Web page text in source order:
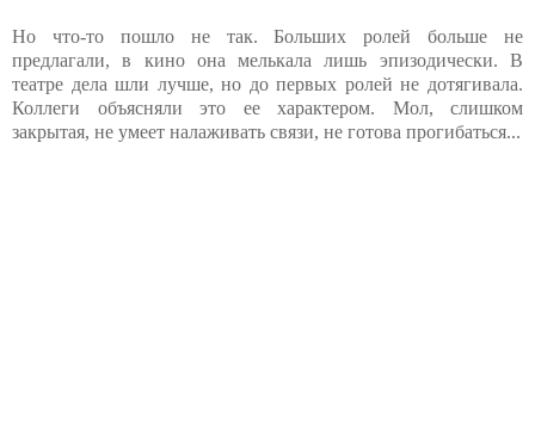
Но что-то пошло не так. Больших ролей больше не
предлагали, в кино она мелькала лишь эпизодически. В
театре дела шли лучше, но до первых ролей не дотягивала.
Коллеги объясняли это ее характером. Мол, слишком
закрытая, не умеет налаживать связи, не готова прогибаться...